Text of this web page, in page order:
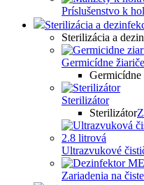
Príslušenstvo k
Sterilizácia a
Sterilizácia a
Germicídne žiariče
Germicídne
Sterilizátor
Sterilizátor
Ultrazvukové
Zariadenia na